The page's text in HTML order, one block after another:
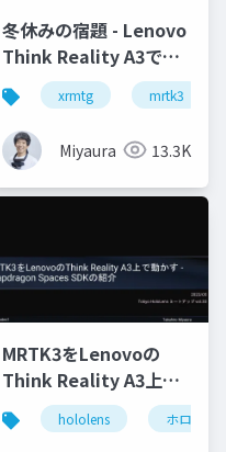
openvr hololens
冬休みの宿題 - Lenovo
Think Reality A3で検
証(MRTK3含)
xrmtg mrtk3
Miyaura 13.3K
mrtk3 unity
MRTK3をLenovoの
Think Reality A3上で
動かす - Snapdragon
Spaces SDKの紹介
hololens ホロマジ